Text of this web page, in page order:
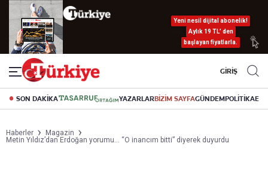
Yeni nesil dijital abonelik!
Aylık 19 TL’ den
başlayan fiyatlarla.
GİRİŞ
SON DAKİKA YAZARLARBİZİM SAYFAGÜNDEMPOLİTİKA
Haberler
Magazin
Metin Yıldız’dan Erdoğan yorumu… “O inancım bitti” diyerek duyurdu